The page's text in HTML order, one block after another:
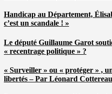
Handicap au Département,
c’est un scandale ! »
Le député Guillaume Garot
« recentrage politique » ?
« Surveiller » ou « protéger » ,
libertés – Par Léonard Cottereau